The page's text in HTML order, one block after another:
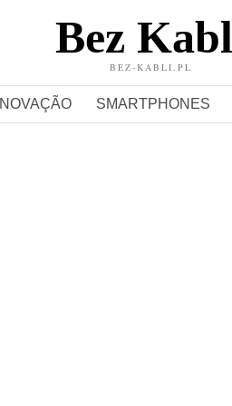
Bez
BEZ-KABLI.PL
INOVAÇÃO SMARTPHONES